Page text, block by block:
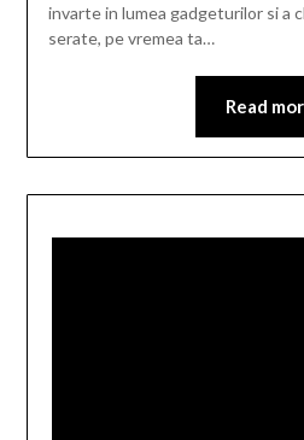
invarte in lumea gadgeturilor si a
serate, pe vremea ta…
Read